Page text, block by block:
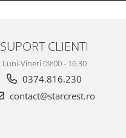
SUPORT CLIENTI
Luni-Vineri 09:00 - 16.30
0374.816.230
contact@starcrest.ro